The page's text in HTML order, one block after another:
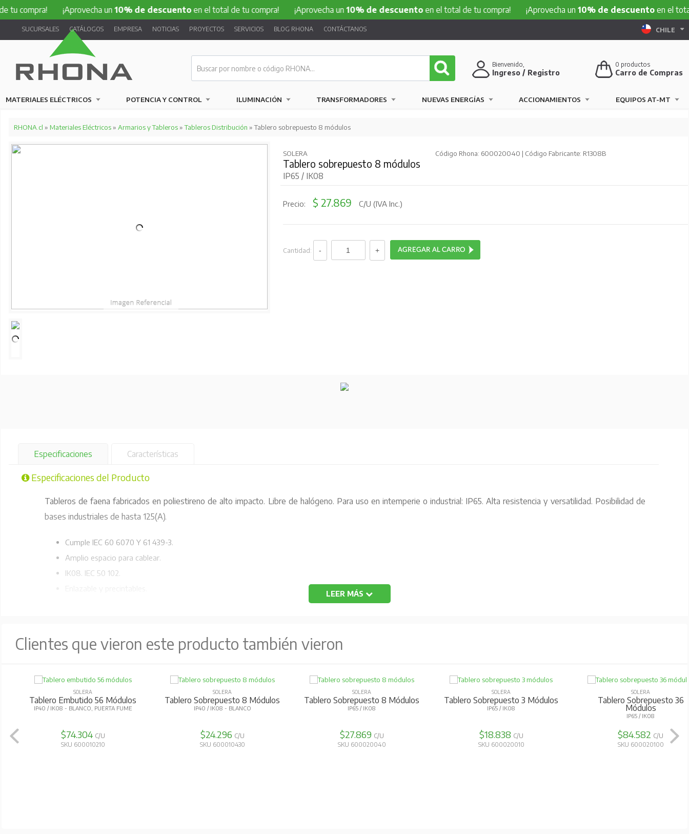
compra! ¡Aprovecha un 10% de descuentoen el total de tu compra! ¡Aprovecha un 10% de descuentoen el total de tu compra! ¡Aprovecha un 10% de descuentoen el total
SUCURSALES CATÁLOGOS EMPRESA NOTICIAS PROYECTOS SERVICIOS BLOG RHONA CONTÁCTANOS CHILE
0 productos
Carro de Compras
Bienvenido,
Ingreso / Registro
MATERIALES ELÉCTRICOS POTENCIA Y CONTROL ILUMINACIÓN TRANSFORMADORES NUEVAS ENERGÍAS ACCIONAMIENTOS EQUIPOS AT-MT
RHONA.cl » Materiales Eléctricos» Armarios y Tableros»Tableros Distribución » Tablero sobrepuesto 8 módulos
SOLERA Código Rhona: 600020040 | Código Fabricante: R1308B
Tablero sobrepuesto 8 módulos
IP65 / IK08
Precio: $ 27.869 C/U (IVA Inc.)
Cantidad:
Especificaciones Características
Especificaciones del Producto
Tableros de faena fabricados en poliestireno de alto impacto. Libre de halógeno. Para uso en intemperie o industrial: IP65. Alta resistencia y versatilidad. Posibilidad de embutir
bases industriales de hasta 125(A).
Cumple IEC 60 6070 Y 61 439-3.
Amplio espacio para cablear.
IK08. IEC 50 102.
LEER MÁS
Clientes que vieron este producto también vieron
SOLERA
Tablero Sobrepuesto 36
Módulos
$84.582C/U
SKU 600020100
SOLERA
Tablero Sobrepuesto 6 Módulos
IP65 / IK08
$25.779 C/U
SKU 600020030
SOLERA
Regleta Neutro 2X16Mm2 +
12X6Mm2
$4.853 C/U
SKU 600010920
SOLERA
Cerradura Para Metalbox
2 LLAVES / PARA TABLERO
$14.015 C/U
SKU 600010870
SOLERA
Tablero Embutido 28
IP40 / IK08 - BLANCO
$35.923 C/U
SKU 600010180